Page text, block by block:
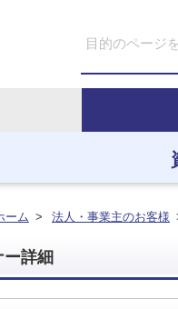
達
用
事業支援
ービス
ーム > 法人・事業主のお客様
ー詳細